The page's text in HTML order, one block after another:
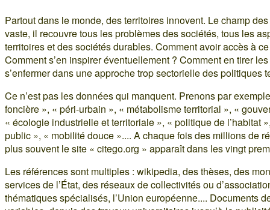
Partout dans le monde, des territoires innovent. Le champ
vaste, il recouvre tous les problèmes des sociétés, tous les
territoires et des sociétés durables. Comment avoir accès à
Comment s’en inspirer éventuellement ? Comment en tirer
s’enfermer dans une approche trop sectorielle des politiques
Ce n’est pas les données qui manquent. Prenons par
foncière », « péri-urbain », « métabolisme territorial », «
« écologie industrielle et territoriale », « politique de l’habitat
public », « mobilité douce ».... A chaque fois des millions de
plus souvent le site « citego.org » apparaît dans les vingt
Les références sont multiples : wikipedia, des thèses, des
services de l’État, des réseaux de collectivités ou
thématiques spécialisés, l’Union européenne.... Documents